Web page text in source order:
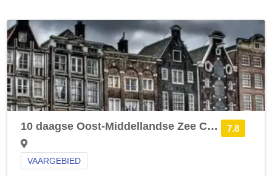
7.8
10 daagse Oost-Middellandse Zee Cruise met de Norwegian Jade vanuit Piraeus (Athene) langs Griekenland, Turkije en Oekraïne
VAARGEBIED